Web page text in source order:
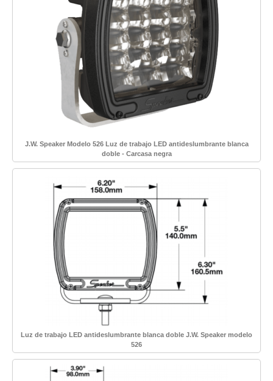
J.W. Speaker Modelo 526 Luz de trabajo LED antideslumbrante blanca
doble - Carcasa negra
Luz de trabajo LED antideslumbrante blanca doble J.W. Speaker modelo
526